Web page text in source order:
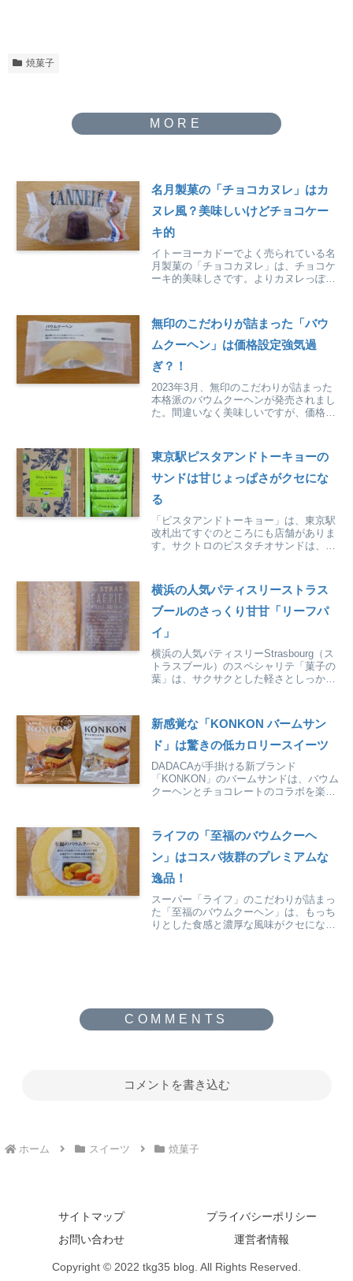
焼菓子
名月製菓の「チョコカヌレ」はカ
ヌレ風？美味しいけどチョコケー
キ的
イトーヨーカドーでよく売られている名
月製菓の「チョコカヌレ」は、チョコケ
ーキ的美味しさです。よりカヌレっぽさ
無印のこだわりが詰まった「バウ
ムクーヘン」は価格設定強気過
ぎ？！
2023年3月、無印のこだわりが詰まった
本格派のバウムクーヘンが発売されまし
た。間違いなく美味しいですが、価格は
東京駅ピスタアンドトーキョーの
サンドは甘じょっぱさがクセにな
る
「ピスタアンドトーキョー」は、東京駅
改札出てすぐのところにも店舗がありま
す。サクトロのピスタチオサンドは、甘
横浜の人気パティスリーストラス
ブールのさっくり甘甘「リーフパ
イ」
横浜の人気パティスリーStrasbourg（ス
トラスブール）のスペシャリテ「菓子の
葉」は、サクサクとした軽さとしっかり
新感覚な「KONKON バームサン
ド」は驚きの低カロリースイーツ
DADACAが手掛ける新ブランド
「KONKON」のバームサンドは、バウム
クーヘンとチョコレートのコラボを楽し
ライフの「至福のバウムクーヘ
ン」はコスパ抜群のプレミアムな
逸品！
スーパー「ライフ」のこだわりが詰まっ
た「至福のバウムクーヘン」は、もっち
りとした食感と濃厚な風味がクセにな
コメントを書き込む
ホーム スイーツ 焼菓子
サイトマップ
プライバシーポリシー
お問い合わせ
運営者情報
Copyright © 2022 tkg35 blog. All Rights Reserved.